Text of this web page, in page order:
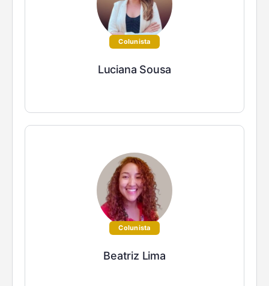
Colunista
Luciana Sousa
Colunista
Beatriz Lima